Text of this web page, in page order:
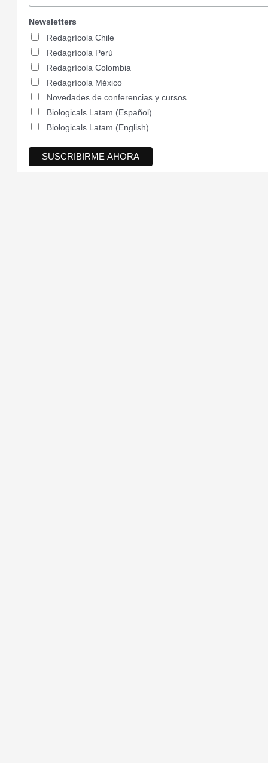
Newsletters
Redagrícola Chile
Redagrícola Perú
Redagrícola Colombia
Redagrícola México
Novedades de conferencias y cursos
Biologicals Latam (Español)
Biologicals Latam (English)